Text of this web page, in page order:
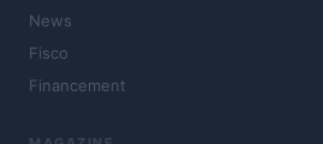
News
Fisco
Financement